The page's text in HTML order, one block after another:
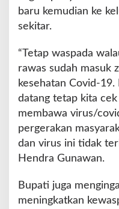
baru kemudian ke
sekitar.
“Tetap waspada
rawas sudah masuk
kesehatan Covid-
datang tetap kita
membawa virus/
pergerakan
dan virus ini tidak
Hendra Gunawan.
Bupati juga
meningkatkan